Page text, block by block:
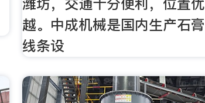
越。中成机械是国内生产石膏
线条设